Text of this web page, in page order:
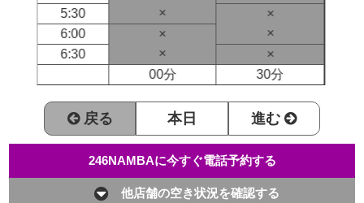
5:30
×
×
6:00
×
×
6:30
×
×
00分
30分
戻る 本日 進む
246NAMBAに今すぐ電話予約する
他店舗の空き状況を確認する